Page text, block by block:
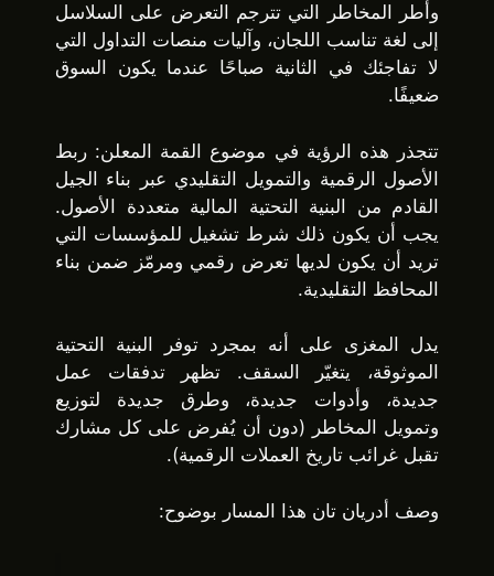
وأطر المخاطر التي تترجم التعرض على السلاسل
إلى لغة تناسب اللجان، وآليات منصات التداول التي
لا تفاجئك في الثانية صباحًا عندما يكون السوق
ضعيفًا.
تتجذر هذه الرؤية في موضوع القمة المعلن: ربط
الأصول الرقمية والتمويل التقليدي عبر بناء الجيل
القادم من البنية التحتية المالية متعددة الأصول.
يجب أن يكون ذلك شرط تشغيل للمؤسسات التي
تريد أن يكون لديها تعرض رقمي ومرمّز ضمن بناء
المحافظ التقليدية.
يدل المغزى على أنه بمجرد توفر البنية التحتية
الموثوقة، يتغيّر السقف. تظهر تدفقات عمل
جديدة، وأدوات جديدة، وطرق جديدة لتوزيع
وتمويل المخاطر (دون أن يُفرض على كل مشارك
تقبل غرائب تاريخ العملات الرقمية).
وصف أدريان تان هذا المسار بوضوح: